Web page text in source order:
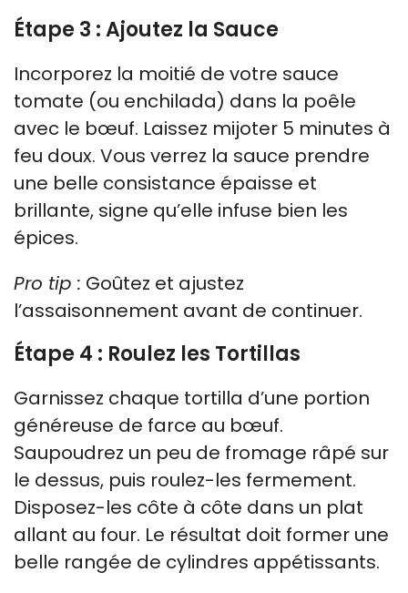
Étape 3 : Ajoutez la Sauce
Incorporez la moitié de votre sauce
tomate (ou enchilada) dans la poêle
avec le bœuf. Laissez mijoter 5 minutes à
feu doux. Vous verrez la sauce prendre
une belle consistance épaisse et
brillante, signe qu’elle infuse bien les
épices.
Pro tip : Goûtez et ajustez
l’assaisonnement avant de continuer.
Étape 4 : Roulez les Tortillas
Garnissez chaque tortilla d’une portion
généreuse de farce au bœuf.
Saupoudrez un peu de fromage râpé sur
le dessus, puis roulez-les fermement.
Disposez-les côte à côte dans un plat
allant au four. Le résultat doit former une
belle rangée de cylindres appétissants.